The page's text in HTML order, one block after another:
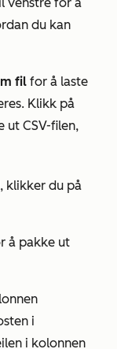
du kan
fil for å laste
Klikk på
ut CSV-filen,
klikker du på
å pakke ut
i
i kolonnen